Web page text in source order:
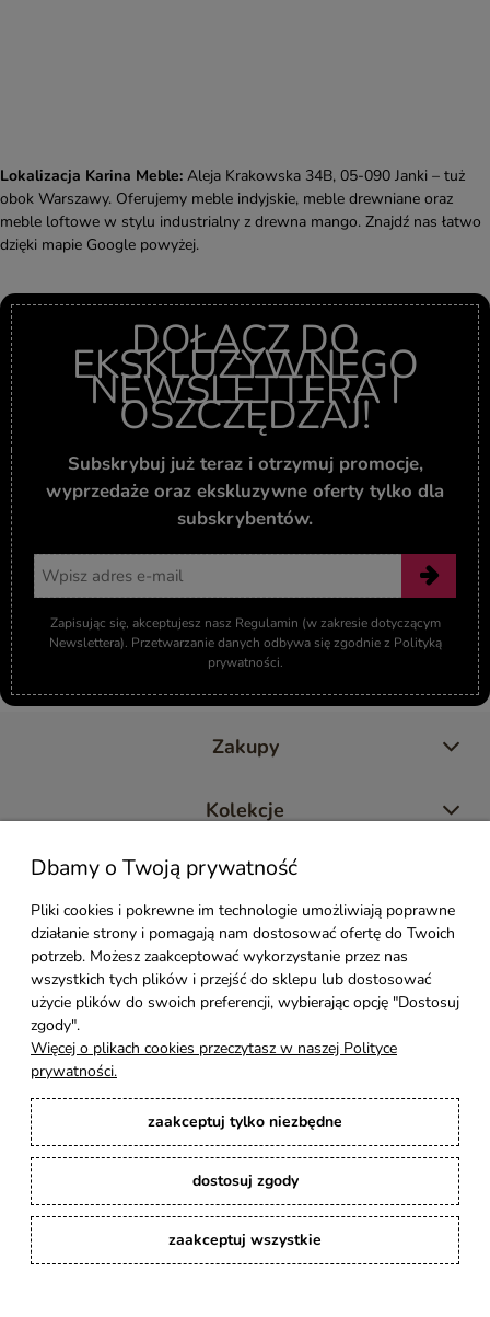
Lokalizacja Karina Meble: Aleja Krakowska 34B, 05-090 Janki – tuż
obok Warszawy. Oferujemy meble indyjskie, meble drewniane oraz
meble loftowe w stylu industrialny z drewna mango. Znajdź nas łatwo
dzięki mapie Google powyżej.
DOŁĄCZ DO
EKSKLUZYWNEGO
NEWSLETTERA I
OSZCZĘDZAJ!
Subskrybuj już teraz i otrzymuj promocje,
wyprzedaże oraz ekskluzywne oferty tylko dla
subskrybentów.
Zapisując się, akceptujesz nasz Regulamin (w zakresie dotyczącym
Newslettera). Przetwarzanie danych odbywa się zgodnie z Polityką
prywatności.
Zakupy
Kolekcje
Moje konto
Pomoc
Styl Mebli
Rodzaje drewna
Kontakt
Karina Meble
: Ręcznie robione meble indyjskie, loftowe, industrialne i boho z
litego drewna. | Copyright © 2008–2026
Dbamy o Twoją prywatność
Pliki cookies i pokrewne im technologie umożliwiają poprawne
działanie strony i pomagają nam dostosować ofertę do Twoich
potrzeb. Możesz zaakceptować wykorzystanie przez nas
wszystkich tych plików i przejść do sklepu lub dostosować
użycie plików do swoich preferencji, wybierając opcję "Dostosuj
zgody".
Więcej o plikach cookies przeczytasz w naszej Polityce
prywatności.
zaakceptuj tylko niezbędne
dostosuj zgody
zaakceptuj wszystkie